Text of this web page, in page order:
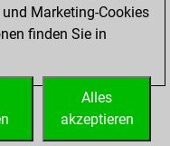
0
Marketing-Cookies
finden Sie in
Alles
akzeptieren